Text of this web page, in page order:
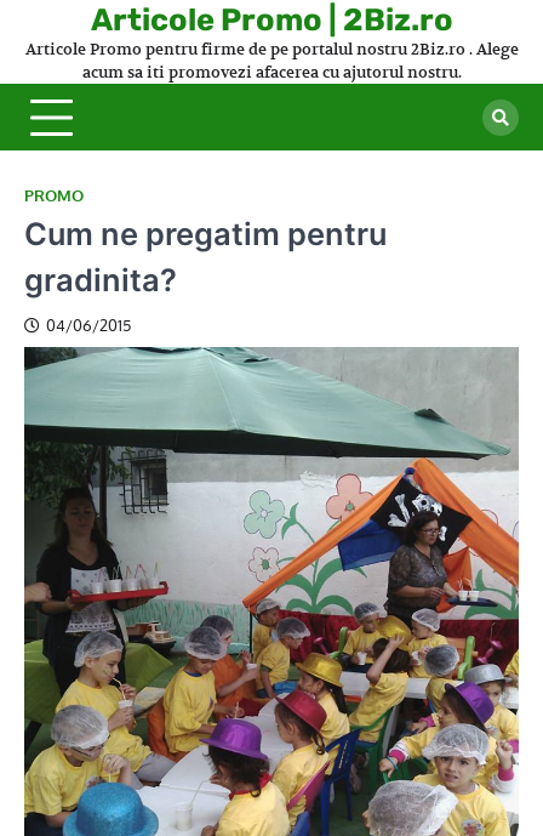
Articole Promo | 2Biz.ro
Articole Promo pentru firme de pe portalul nostru 2Biz.ro . Alege
acum sa iti promovezi afacerea cu ajutorul nostru.
PROMO
Cum ne pregatim pentru
gradinita?
04/06/2015